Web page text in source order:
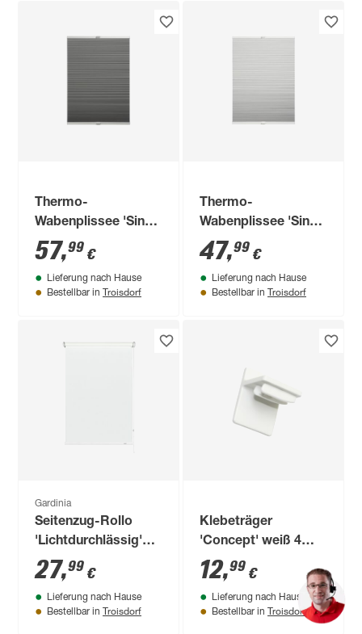
Thermo-
Wabenplissee 'Sina'
grau 50 x 130 cm
57,99 €
Lieferung nach Hause
Bestellbar in Troisdorf
Thermo-
Wabenplissee 'Sina'
weiß 40 x 130 cm
47,99 €
Lieferung nach Hause
Bestellbar in Troisdorf
Gardinia
Seitenzug-Rollo
'Lichtdurchlässig'
weiß 62 x 180 cm
27,99 €
Lieferung nach Hause
Bestellbar in Troisdorf
Klebeträger
'Concept' weiß 4
Stück
12,99 €
Lieferung nach Hause
Bestellbar in Troisdorf